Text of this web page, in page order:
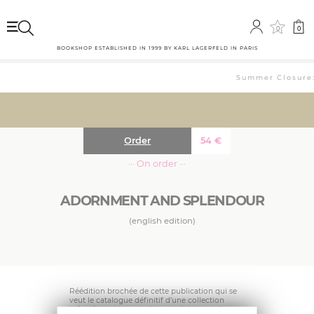
0 0
BOOKSHOP ESTABLISHED IN 1999 BY KARL LAGERFELD IN PARIS
Summer
ADORNMENT AND SPLENDOUR
(english edition)
54 €
Order
··· On order ···
Réédition brochée de cette publication qui se
veut le catalogue définitif d’une collection
inégalée de bijoux indiens et d’objets de luxe